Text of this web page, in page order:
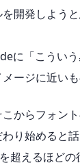
開発しよう
に「こうい
ージに近い
からフォン
り始めると
超えるほどの